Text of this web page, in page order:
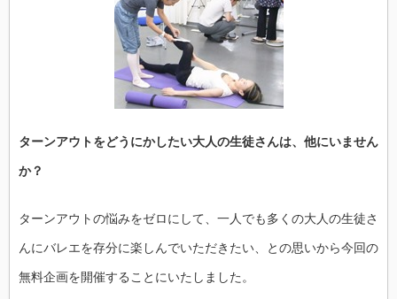
会
ターンアウトをどうにかしたい大人の生徒さんは、他にいません
か？
ターンアウトの悩みをゼロにして、一人でも多くの大人の生徒さ
んにバレエを存分に楽しんでいただきたい、との思いから今回の
無料企画を開催することにいたしました。